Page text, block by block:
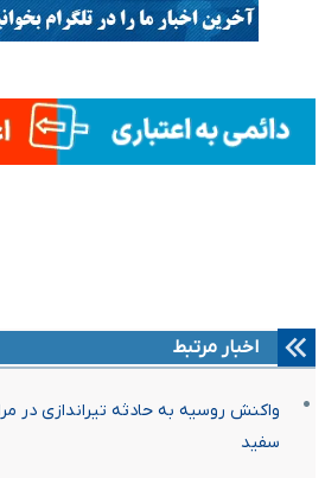
اخبار مرتبط
واکنش روسیه به حادثه تیراندازی در
سفید